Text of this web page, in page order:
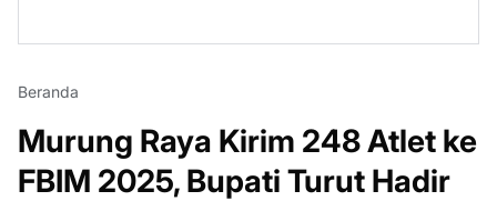
Beranda
Murung Raya Kirim 248 Atlet ke
FBIM 2025, Bupati Turut Hadir